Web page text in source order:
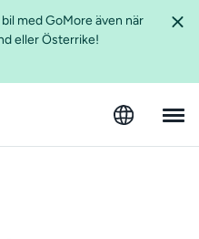
med GoMore även när
eller Österrike!